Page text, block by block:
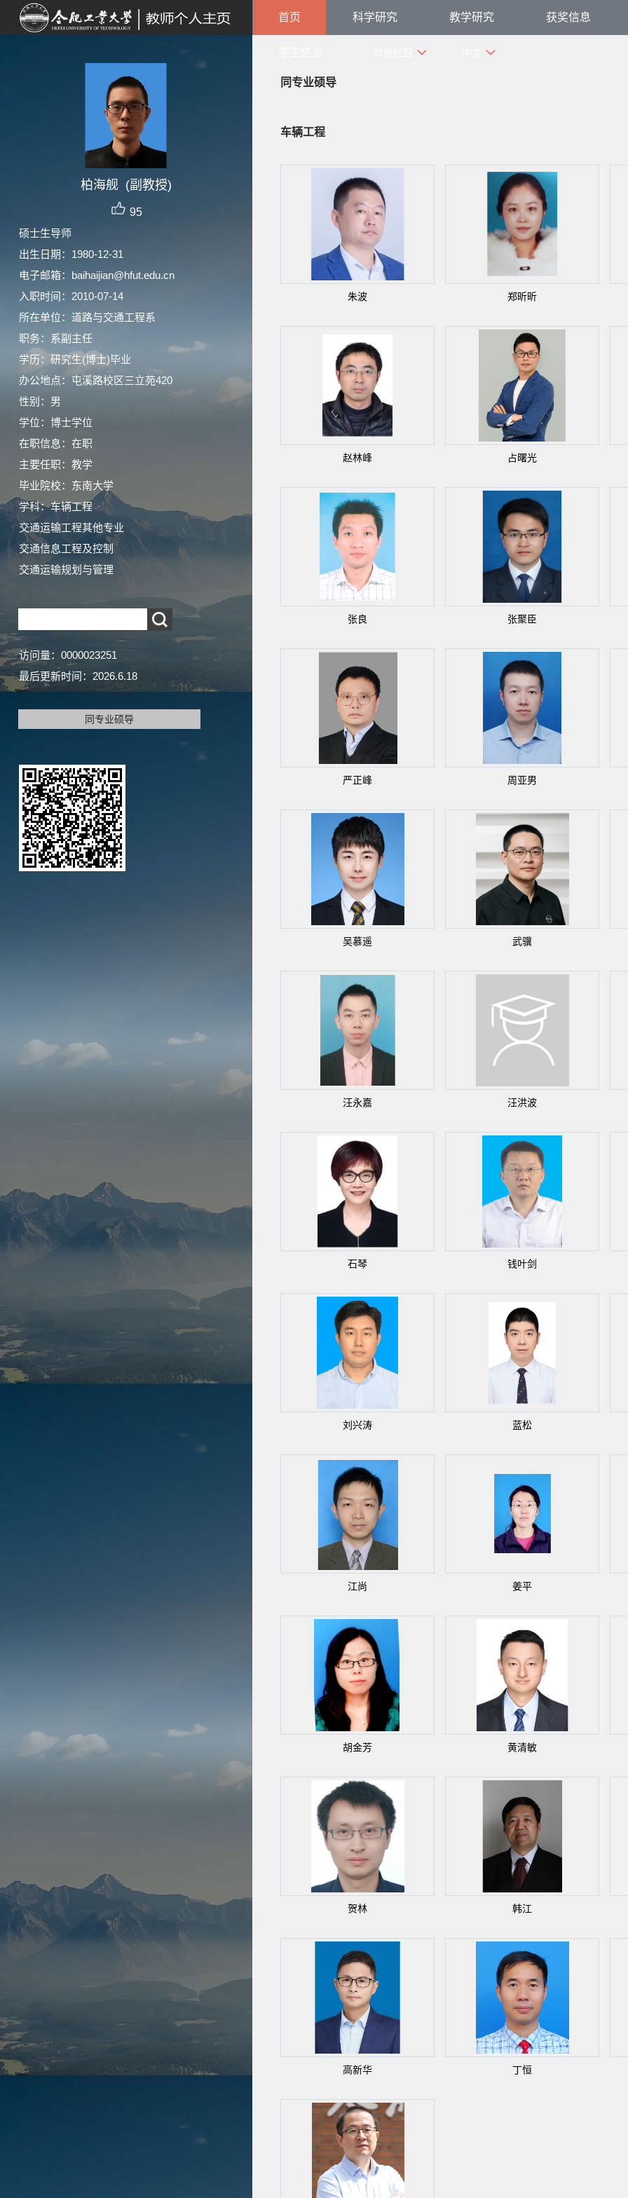
柏海舰 (副教授)
95
硕士生导师
出生日期：1980-12-31
电子邮箱： baihaijian@hfut.edu.cn
入职时间：2010-07-14
所在单位：道路与交通工程系
职务：系副主任
学历：研究生(博士)毕业
办公地点：屯溪路校区三立苑420
性别：男
学位：博士学位
在职信息：在职
主要任职：教学
毕业院校：东南大学
学科：车辆工程
交通运输工程其他专业
交通信息工程及控制
交通运输规划与管理
访问量： 0000023251
最后更新时间： 2026.6.18
同专业硕导
首页 科学研究 教学研究 获奖信息
同专业硕导
车辆工程
朱波 郑昕昕
赵林峰 占曙光
张良 张聚臣
严正峰 周亚男
吴慕遥 武骥
汪永嘉 汪洪波
石琴 钱叶剑
刘兴涛 蓝松
江尚 姜平
胡金芳 黄清敏
贺林 韩江
高新华 丁恒